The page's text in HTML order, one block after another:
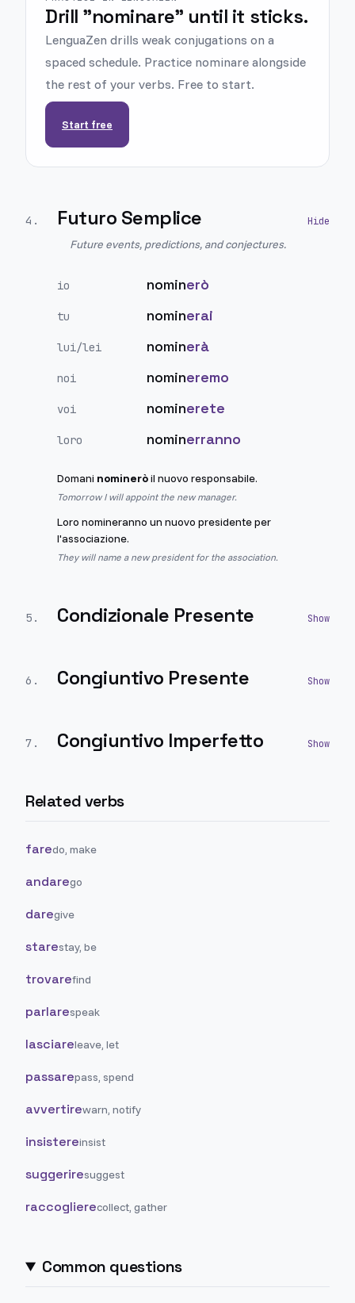
Drill "nominare" until it sticks.
LenguaZen drills weak conjugations on a
spaced schedule. Practice nominare alongside
the rest of your verbs. Free to start.
Start free
4 . Futuro Semplice
Future events, predictions, and conjectures.
io nominerò
tu nominerai
lui/lei nominerà
noi nomineremo
voi nominerete
loro nominerranno
Domani nomineròil nuovo responsabile.
Tomorrow I will appoint the new manager.
Loro nomineranno un nuovo presidente per
l'associazione.
They will name a new president for the association.
5 . Condizionale Presente
6 . Congiuntivo Presente
7 . Congiuntivo Imperfetto
Related verbs
faredo, make
andarego
daregive
starestay, be
trovarefind
parlarespeak
lasciareleave, let
passarepass, spend
avvertirewarn, notify
insistereinsist
suggeriresuggest
raccoglierecollect, gather
Common questions